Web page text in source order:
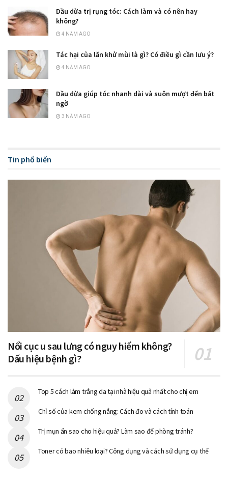
Dầu dừa trị rụng tóc: Cách làm và có nên hay
không?
4 NĂM AGO
Tác hại của lăn khử mùi là gì? Có điều gì cần lưu ý?
4 NĂM AGO
Dầu dừa giúp tóc nhanh dài và suôn mượt đến bất
ngờ
3 NĂM AGO
Tin phổ biến
Nổi cục u sau lưng có nguy hiểm không?
Dấu hiệu bệnh gì?
Top 5 cách làm trắng da tại nhà hiệu quả nhất cho chị em
Chỉ số của kem chống nắng: Cách đo và cách tính toán
Trị mụn ẩn sao cho hiệu quả? Làm sao để phòng tránh?
Toner có bao nhiêu loại? Công dụng và cách sử dụng cụ thể